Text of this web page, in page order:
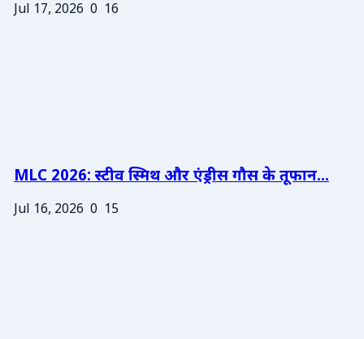
Jul 17, 2026 0 16
MLC 2026: स्टीव स्मिथ और एंड्रीस गौस के तूफान...
Jul 16, 2026 0 15